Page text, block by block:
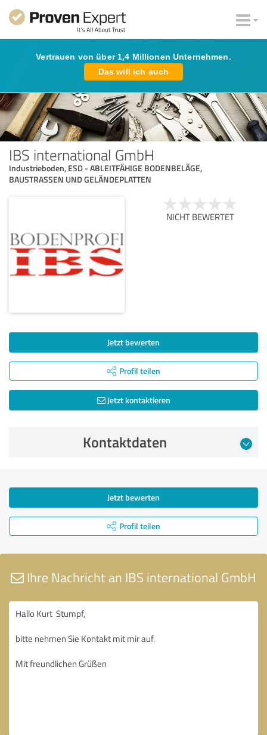
Vertrauen von über 1,4 Millionen Unternehmen.
Das will ich auch
IBS international GmbH
Industrieboden, ESD - ABLEITFÄHIGE BODENBELÄGE,
BAUSTRASSEN UND GELÄNDEPLATTEN
NICHT BEWERTET
Jetzt bewerten
Profil teilen
Jetzt kontaktieren
Kontaktdaten
Jetzt bewerten
Profil teilen
Ihre Nachricht an IBS international GmbH